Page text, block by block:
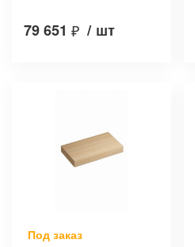
79 651 ₽ / шт
Под заказ